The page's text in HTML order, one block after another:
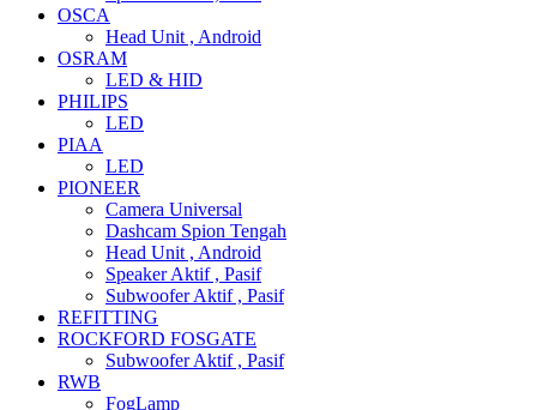
OSCA
Head Unit , Android
OSRAM
LED & HID
PHILIPS
LED
PIAA
LED
PIONEER
Camera Universal
Dashcam Spion Tengah
Head Unit , Android
Speaker Aktif , Pasif
Subwoofer Aktif , Pasif
REFITTING
ROCKFORD FOSGATE
Subwoofer Aktif , Pasif
RWB
FogLamp